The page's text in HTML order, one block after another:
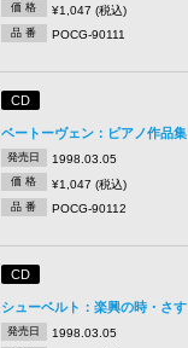
価 格 ¥1,047 (税込)
品 番 POCG-90111
CD
ベートーヴェン：ピアノ作品集
発売日 1998.03.05
価 格 ¥1,047 (税込)
品 番 POCG-90112
CD
シューベルト：楽興の時・さ
発売日 1998.03.05